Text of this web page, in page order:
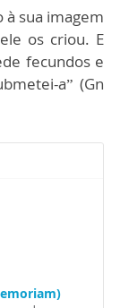
à sua imagem
os criou. E
fecundos e
a” (Gn